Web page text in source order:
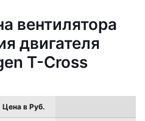
вентилятора
двигателя
T-Cross
Цена в Руб.